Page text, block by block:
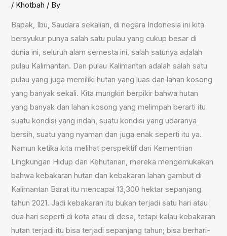
/ Khotbah / By
Bapak, Ibu, Saudara sekalian, di negara Indonesia ini kita
bersyukur punya salah satu pulau yang cukup besar di
dunia ini, seluruh alam semesta ini, salah satunya adalah
pulau Kalimantan. Dan pulau Kalimantan adalah salah satu
pulau yang juga memiliki hutan yang luas dan lahan kosong
yang banyak sekali. Kita mungkin berpikir bahwa hutan
yang banyak dan lahan kosong yang melimpah berarti itu
suatu kondisi yang indah, suatu kondisi yang udaranya
bersih, suatu yang nyaman dan juga enak seperti itu ya.
Namun ketika kita melihat perspektif dari Kementrian
Lingkungan Hidup dan Kehutanan, mereka mengemukakan
bahwa kebakaran hutan dan kebakaran lahan gambut di
Kalimantan Barat itu mencapai 13,300 hektar sepanjang
tahun 2021. Jadi kebakaran itu bukan terjadi satu hari atau
dua hari seperti di kota atau di desa, tetapi kalau kebakaran
hutan terjadi itu bisa terjadi sepanjang tahun; bisa berhari-